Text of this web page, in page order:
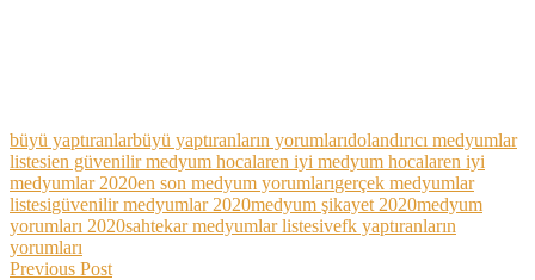
büyü yaptıranlarbüyü yaptıranların yorumlarıdolandırıcı medyumlar
listesien güvenilir medyum hocalaren iyi medyum hocalaren iyi
medyumlar 2020en son medyum yorumlarıgerçek medyumlar
listesigüvenilir medyumlar 2020medyum şikayet 2020medyum
yorumları 2020sahtekar medyumlar listesivefk yaptıranların
yorumları
Previous Post